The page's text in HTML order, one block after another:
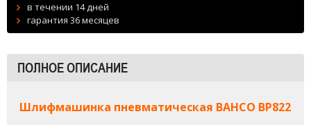
в течении 14 дней
гарантия 36 месяцев
ПОЛНОЕ ОПИСАНИЕ
Шлифмашинка пневматическая BAHCO BP822